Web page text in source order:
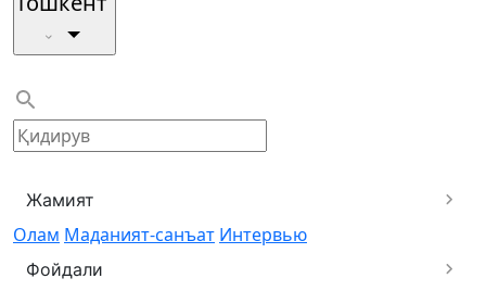
Жамият
Олам Маданият-санъат Интервью
Фойдали